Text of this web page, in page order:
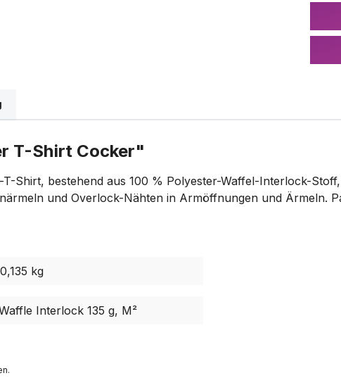
T-Shirt Cocker"
Shirt, bestehend aus 100 % Polyester-Waffel-Interlock-
und Overlock-Nähten in Armöffnungen und Ärmeln.
0,135 kg
Interlock 135 g, M²